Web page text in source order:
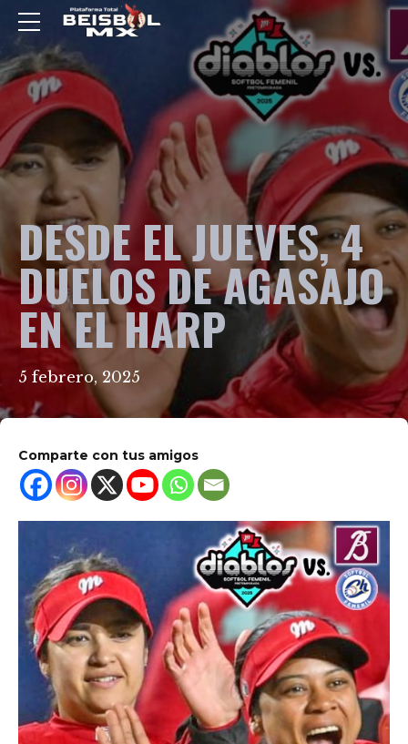
DESDE EL JUEVES, 4
DUELOS DE AGASAJO
EN EL HARP
5 febrero, 2025
Comparte con tus amigos